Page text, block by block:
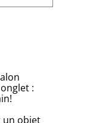
:
un objet